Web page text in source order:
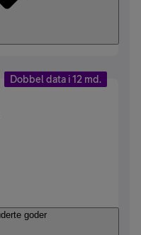
Dobbel data i 12 md.
Se inkluderte goder